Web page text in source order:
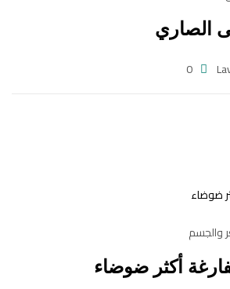
الصاري
0
والجسم
أكثر ضوضاء